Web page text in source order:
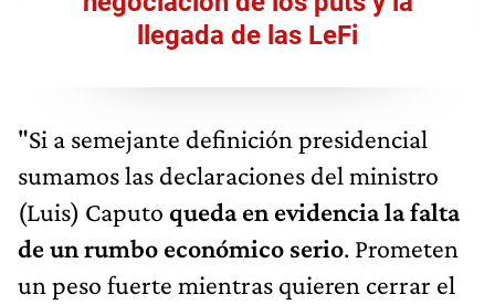
llegada de las LeFi
"Si a semejante definición presidencial
sumamos las declaraciones del ministro
(Luis) Caputo queda en evidencia la falta
de un rumbo económico serio. Prometen
un peso fuerte mientras quieren cerrar el